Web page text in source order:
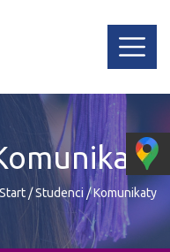
Start/Studenci /Komunikaty